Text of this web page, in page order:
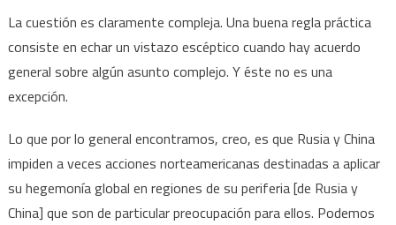
La cuestión es claramente compleja. Una buena regla práctica
consiste en echar un vistazo escéptico cuando hay acuerdo
general sobre algún asunto complejo. Y éste no es una
excepción.
Lo que por lo general encontramos, creo, es que Rusia y China
impiden a veces acciones norteamericanas destinadas a aplicar
su hegemonía global en regiones de su periferia [de Rusia y
China] que son de particular preocupación para ellos. Podemos